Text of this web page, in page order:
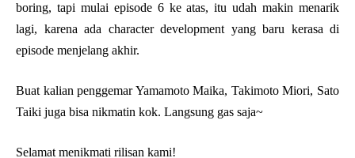
boring, tapi mulai episode 6 ke atas, itu udah makin menarik
lagi, karena ada character development yang baru kerasa di
episode menjelang akhir.
Buat kalian penggemar Yamamoto Maika, Takimoto Miori, Sato
Taiki juga bisa nikmatin kok. Langsung gas saja~
Selamat menikmati rilisan kami!